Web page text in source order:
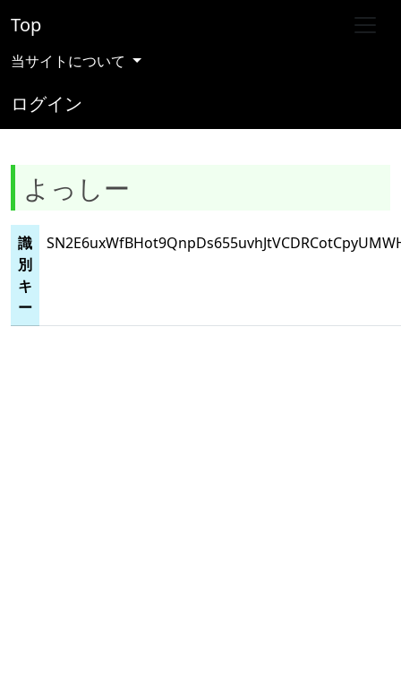
Top
当サイトについて
ログイン
よっしー
識
別
キ
ー